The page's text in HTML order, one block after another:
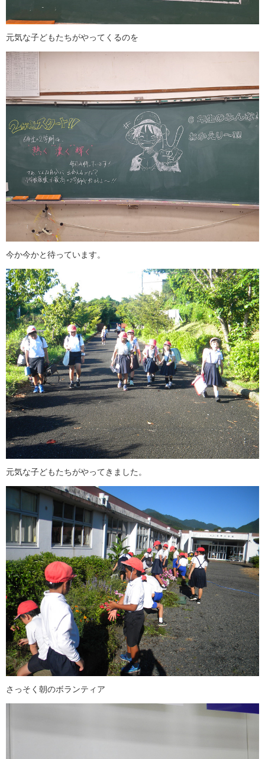
元気な子どもたちがやってくるのを
今か今かと待っています。
元気な子どもたちがやってきました。
さっそく朝のボランティア